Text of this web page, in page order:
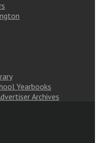
Yearbooks
Archives